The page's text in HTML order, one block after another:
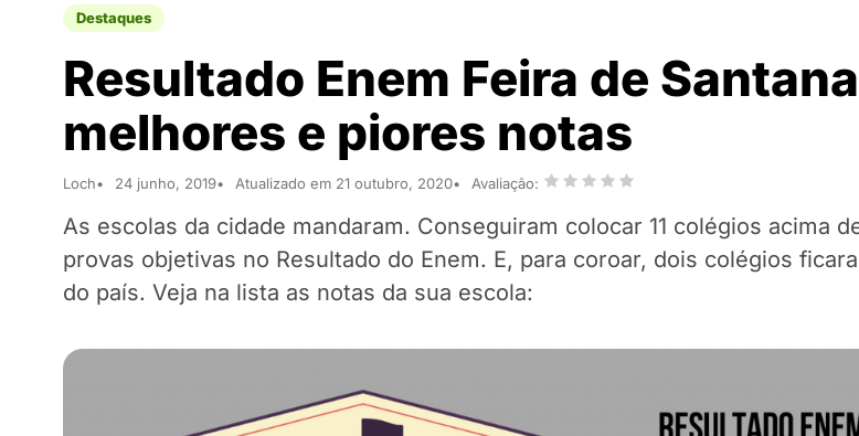
Destaques
Resultado Enem Feira de
melhores e piores notas
Loch 24 junho, 2019 Atualizado em 21 outubro, 2020 Avaliação:
As escolas da cidade mandaram. Conseguiram colocar 11 colégios acima
provas objetivas no Resultado do Enem. E, para coroar, dois colégios
do país. Veja na lista as notas da sua escola: